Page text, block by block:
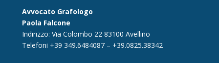
Avvocato Grafologo
Paola Falcone
Indirizzo: Via Colombo 22 83100 Avellino
Telefoni +39 349.6484087 – +39.0825.38342